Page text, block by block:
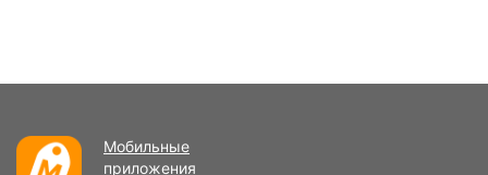
Мобильные
приложения